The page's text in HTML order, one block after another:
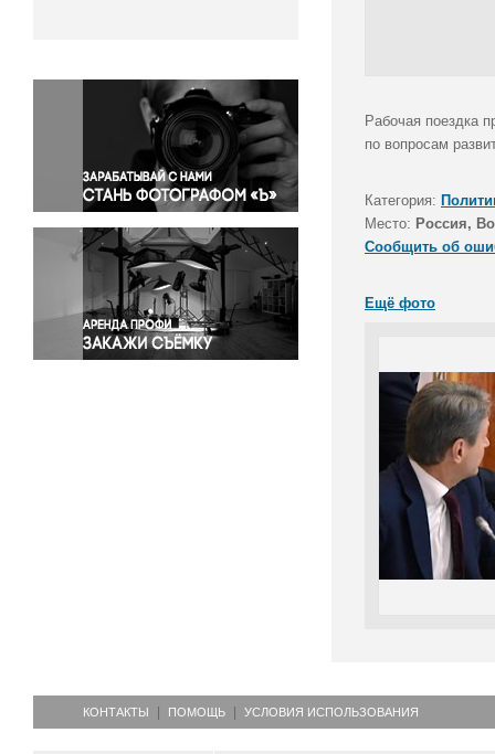
Окружающая среда
Политика
Правосудие
Происшествия и конфликты
Религия
Светская жизнь
Спорт
Экология
Экономика и бизнес
Рабочая поездка
по вопросам
Категория:
Место: Россия,
Сообщить об
Ещё фото
КОНТАКТЫ ПОМОЩЬ УСЛОВИЯ ИСПОЛЬЗОВАНИЯ